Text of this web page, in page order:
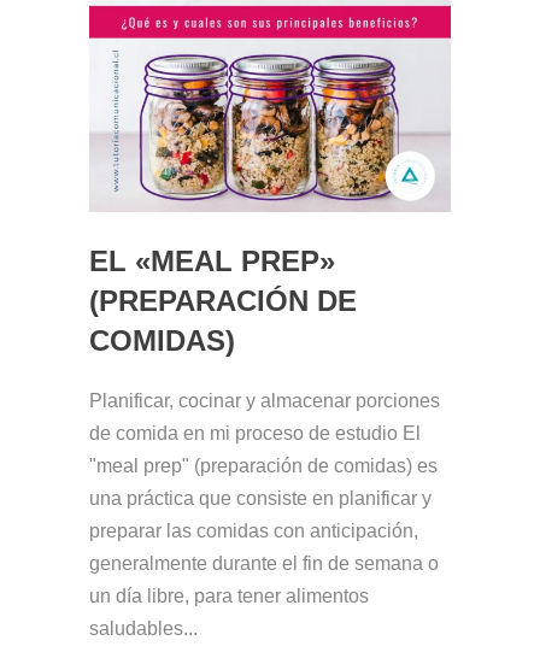
EL «MEAL PREP»
(PREPARACIÓN DE
COMIDAS)
Planificar, cocinar y almacenar porciones
de comida en mi proceso de estudio El
"meal prep" (preparación de comidas) es
una práctica que consiste en planificar y
preparar las comidas con anticipación,
generalmente durante el fin de semana o
un día libre, para tener alimentos
saludables...